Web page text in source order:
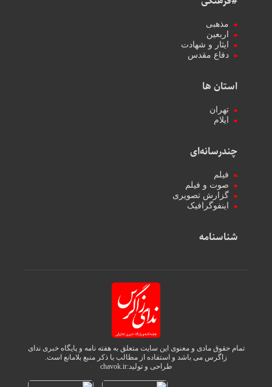
مذهبی
اربعین
ایثار و شهادت
دفاع مقدس
استان ها
تهران
ایلام
چندرسانه‌ای
فیلم
صوت و فیلم
گزارش تصویری
اینفوگرافیک
شناسنامه
تمام حقوق مادی و معنوی این سایت متعلق به هفته نامه و پایگاه خبری ندای
زاگرس می باشد و استفاده از مطالب با ذکر منبع بلامانع است.
طراحی و تولید:chavok.ir